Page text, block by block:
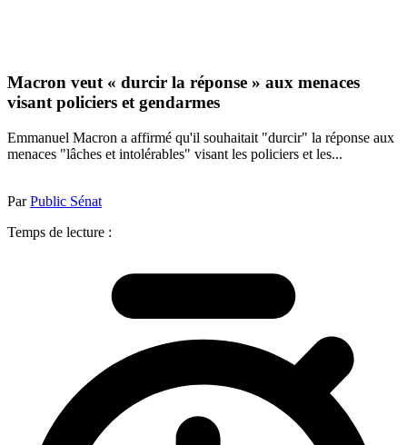
Macron veut « durcir la réponse » aux menaces
visant policiers et gendarmes
Emmanuel Macron a affirmé qu'il souhaitait "durcir" la réponse aux
menaces "lâches et intolérables" visant les policiers et les...
ParPublic Sénat
Temps de lecture :